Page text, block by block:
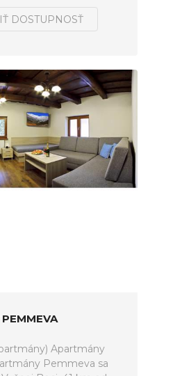
DOSTUPNOSŤ
Apartmány
Pemmeva sa